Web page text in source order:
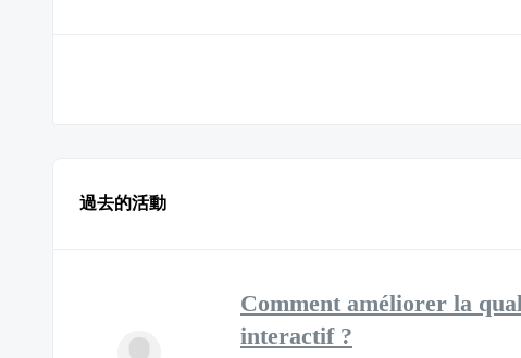
過去的活動
Comment améliorer la
interactif ?